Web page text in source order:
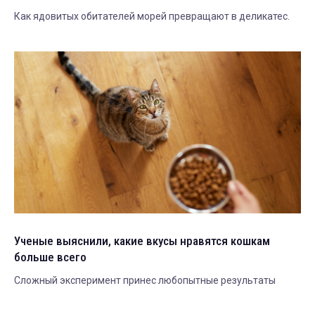
Как ядовитых обитателей морей превращают в деликатес.
Ученые выяснили, какие вкусы нравятся кошкам
больше всего
Сложный эксперимент принес любопытные результаты